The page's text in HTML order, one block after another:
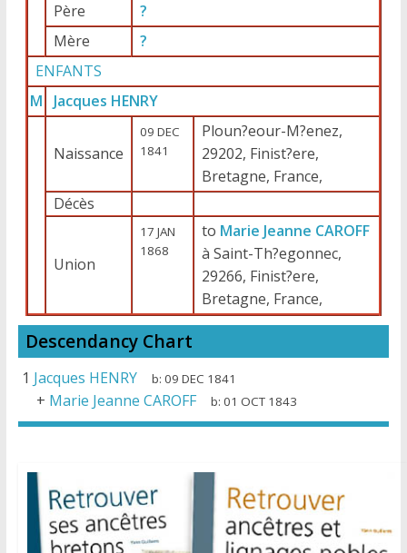
Père
?
Mère
?
ENFANTS
M
Jacques HENRY
Naissance
09 DEC
1841
Ploun?eour-M?enez,
29202, Finist?ere,
Bretagne, France,
Décès
Union
17 JAN
1868
to Marie Jeanne CAROFF
à Saint-Th?egonnec,
29266, Finist?ere,
Bretagne, France,
Descendancy Chart
1 Jacques HENRY b:09 DEC 1841
+ Marie Jeanne CAROFF b:01 OCT 1843